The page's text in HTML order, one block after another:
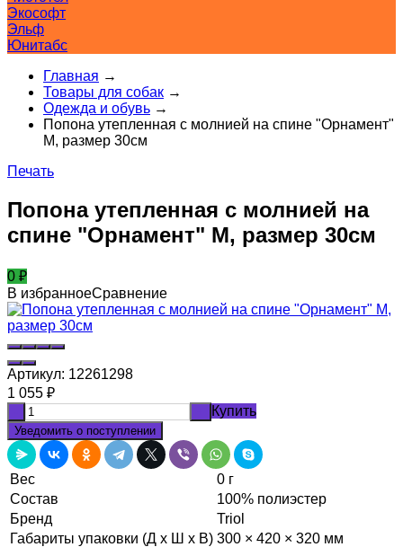
Экософт
Эльф
Юнитабс
Главная →
Товары для собак →
Одежда и обувь →
Попона утепленная с молнией на спине "Орнамент"
M, размер 30см
Печать
Попона утепленная с молнией на
спине "Орнамент" M, размер 30см
0 ₽
В избранноеСравнение
Артикул: 12261298
1 055 ₽
Купить
Уведомить о поступлении
Вес
0 г
Состав
100% полиэстер
Бренд
Triol
Габариты упаковки (Д х Ш х В) 300 × 420 × 320 мм